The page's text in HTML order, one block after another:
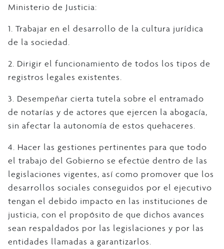
Ministerio de Justicia:
1. Trabajar en el desarrollo de la cultura jurídica
de la sociedad.
2. Dirigir el funcionamiento de todos los tipos de
registros legales existentes.
3. Desempeñar cierta tutela sobre el entramado
de notarías y de actores que ejercen la abogacía,
sin afectar la autonomía de estos quehaceres.
4. Hacer las gestiones pertinentes para que todo
el trabajo del Gobierno se efectúe dentro de las
legislaciones vigentes, así como promover que los
desarrollos sociales conseguidos por el ejecutivo
tengan el debido impacto en las instituciones de
justicia, con el propósito de que dichos avances
sean respaldados por las legislaciones y por las
entidades llamadas a garantizarlos.